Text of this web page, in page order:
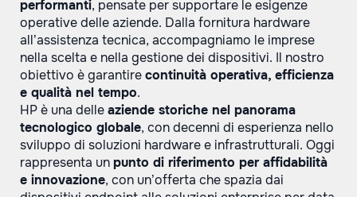
performanti, pensate per supportare le esigenze
operative delle aziende. Dalla fornitura hardware
all’assistenza tecnica, accompagniamo le imprese
nella scelta e nella gestione dei dispositivi. Il nostro
obiettivo è garantirecontinuità operativa, efficienza
e qualità nel tempo.
HP è una delleaziende storiche nel panorama
tecnologico globale, con decenni di esperienza nello
sviluppo di soluzioni hardware e infrastrutturali. Oggi
rappresenta unpunto di riferimento per affidabilità
e innovazione, con un’offerta che spazia dai